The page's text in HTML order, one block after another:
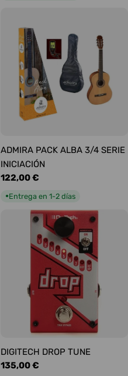
ADMIRA PACK ALBA 3/4 SERIE
INICIACIÓN
Precio
122,00 €
●Entrega en 1-2 días
DIGITECH DROP TUNE
Precio
135,00 €